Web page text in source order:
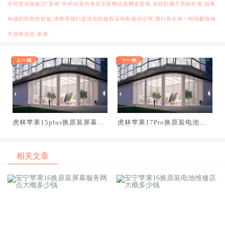
本站资讯除标注“原创”外的信息均来自互联网以及网友投稿,版权归属于原始作者,如果
有侵犯到您的权益,请联系我们提供您的版权证明和身份证明,我们将在第一时间删除相
关侵权信息,谢谢.
虎林苹果15plus换原装屏幕服
虎林苹果17Pro换原装电池维
相关文章